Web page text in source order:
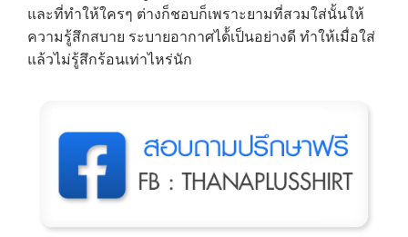
และที่ทำให้ใครๆ ต่างก็ชอบก็เพราะยามที่สวมใส่นั้นให้
ความรู้สึกสบาย ระบายอากาศได้้เป็นอย่างดี ทำให้เมื่อใส่
แล้วไม่รู้สึกร้อนเท่าไหร่นัก